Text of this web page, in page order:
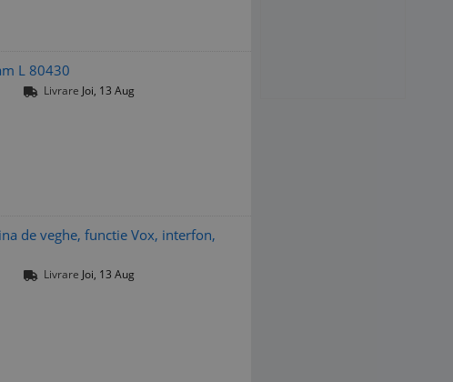
L 80430
Livrare Joi, 13 Aug
de veghe, functie Vox, interfon,
Livrare Joi, 13 Aug